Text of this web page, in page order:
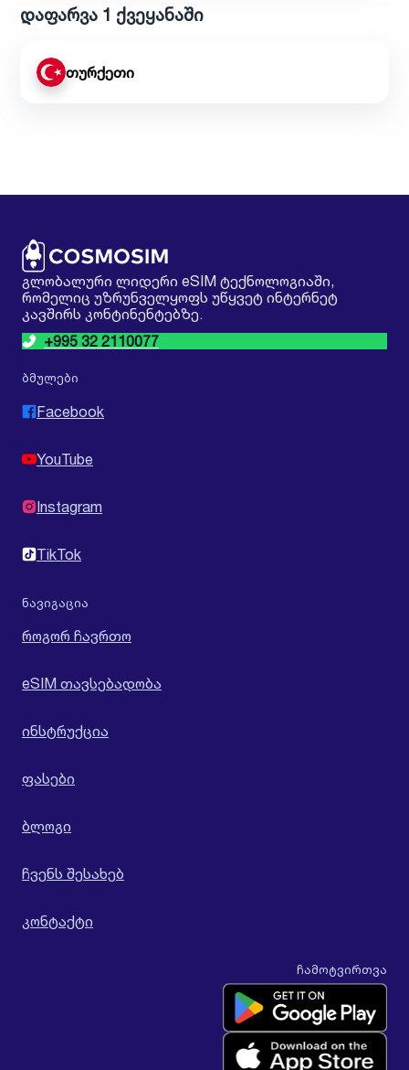
დაფარვა 1 ქვეყანაში
თურქეთი
გლობალური ლიდერი eSIM ტექნოლოგიაში,
რომელიც უზრუნველყოფს უწყვეტ ინტერნეტ
კავშირს კონტინენტებზე.
+995 32 2110077
ბმულები
Facebook
YouTube
Instagram
TikTok
ნავიგაცია
როგორ ჩავრთო
eSIM თავსებადობა
ინსტრუქცია
ფასები
ბლოგი
ჩვენს შესახებ
კონტაქტი
ჩამოტვირთვა